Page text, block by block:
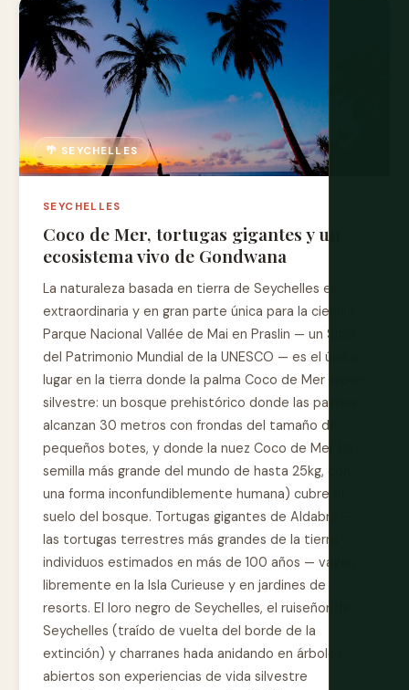
🌴 SEYCHELLES
SEYCHELLES
Coco de Mer, tortugas gigantes y un
ecosistema vivo de Gondwana
La naturaleza basada en tierra de Seychelles es
extraordinaria y en gran parte única para la ciencia.
Parque Nacional Vallée de Mai en Praslin — un Sitio
del Patrimonio Mundial de la UNESCO — es el único
lugar en la tierra donde la palma Coco de Mer crece
silvestre: un bosque prehistórico donde las palmas
alcanzan 30 metros con frondas del tamaño de
pequeños botes, y donde la nuez Coco de Mer (la
semilla más grande del mundo de hasta 25kg, con
una forma inconfundiblemente humana) cubre el
suelo del bosque. Tortugas gigantes de Aldabra —
las tortugas terrestres más grandes de la tierra,
individuos estimados en más de 100 años — vagan
libremente en la Isla Curieuse y en jardines de
resorts. El loro negro de Seychelles, el ruiseñor de
Seychelles (traído de vuelta del borde de la
extinción) y charranes hada anidando en árboles
abiertos son experiencias de vida silvestre